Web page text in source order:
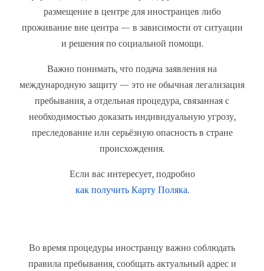
размещение в центре для иностранцев либо
проживание вне центра — в зависимости от ситуации
и решения по социальной помощи.
Важно понимать, что подача заявления на
международную защиту — это не обычная легализация
пребывания, а отдельная процедура, связанная с
необходимостью доказать индивидуальную угрозу,
преследование или серьёзную опасность в стране
происхождения.
Если вас интересует, подробно
как получить Карту Поляка.
Во время процедуры иностранцу важно соблюдать
правила пребывания, сообщать актуальный адрес и